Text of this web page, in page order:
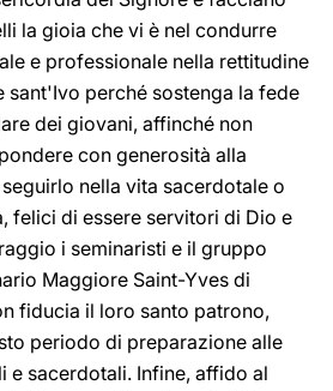
la gioia che vi è nel condurre
e professionale nella rettitudine
sant'Ivo perché sostenga la fede
dei giovani, affinché non
con generosità alla
nella vita sacerdotale o
felici di essere servitori di Dio e
i seminaristi e il gruppo
Maggiore Saint-Yves di
fiducia il loro santo patrono,
periodo di preparazione alle
e sacerdotali. Infine, affido al